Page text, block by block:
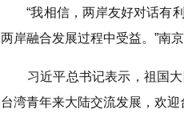
“我相信，两岸友好对话有
两岸融合发展过程中受益。”南
习近平总书记表示，祖国大
台湾青年来大陆交流发展，欢迎